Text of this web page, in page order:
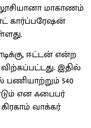
மாகாணம்
கார்ப்பரேஷன்
ஈட்டன் என்ற
இதில்
540
என ஃபைபர்
வாக்கர்